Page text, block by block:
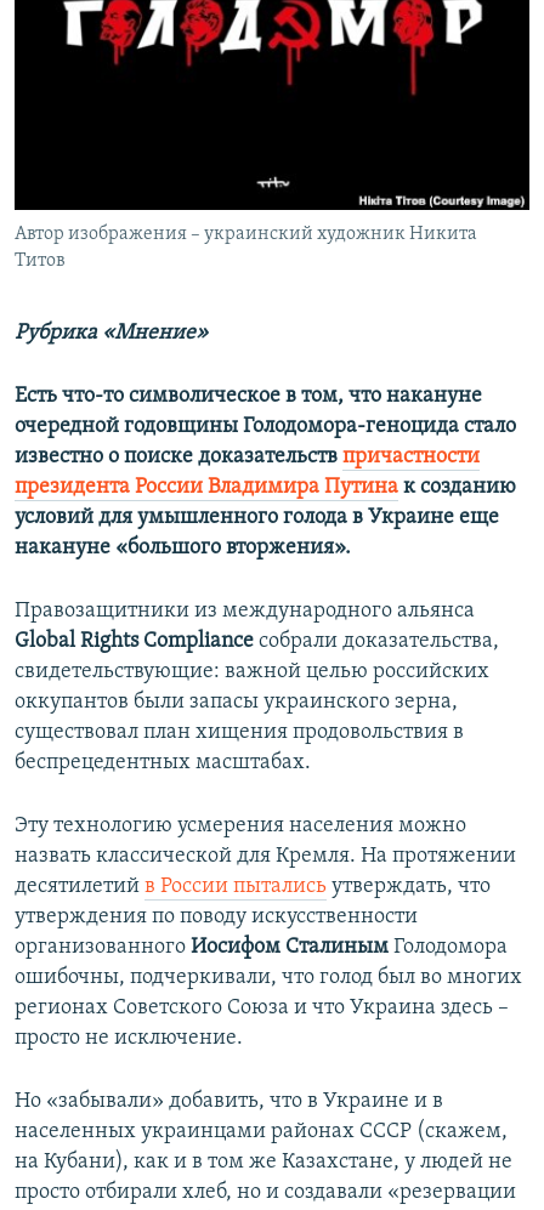
ПОБЕДИТЕЛЕЙ НЕ СУДЯТ?
КРЫМ.НЕПОКОРЕННЫЙ
ПРИСОЕДИНЯЙТЕСЬ!
Автор изображения – украинский художник Никита
Титов
Рубрика «Мнение»
Есть что-то символическое в том, что накануне
очередной годовщины Голодомора-геноцида стало
известно о поиске доказательств причастности
президента России Владимира Путина к созданию
условий для умышленного голода в Украине еще
накануне «большого вторжения».
Правозащитники из международного альянса
Global Rights Compliance собрали доказательства,
свидетельствующие: важной целью российских
оккупантов были запасы украинского зерна,
существовал план хищения продовольствия в
беспрецедентных масштабах.
Эту технологию усмерения населения можно
назвать классической для Кремля. На протяжении
десятилетий в России пытались утверждать, что
утверждения по поводу искусственности
организованного Иосифом Сталиным Голодомора
ошибочны, подчеркивали, что голод был во многих
регионах Советского Союза и что Украина здесь –
просто не исключение.
Но «забывали» добавить, что в Украине и в
населенных украинцами районах СССР (скажем,
на Кубани), как и в том же Казахстане, у людей не
просто отбирали хлеб, но и создавали «резервации